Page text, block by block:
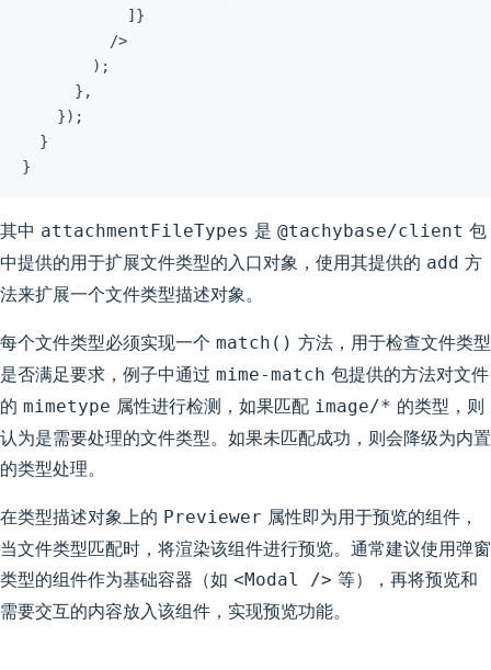
            ]}
          />
        );
      },
    });
  }
}
其中 attachmentFileTypes 是 @tachybase/client 包
中提供的用于扩展文件类型的入口对象，使用其提供的 add 方
法来扩展一个文件类型描述对象。
每个文件类型必须实现一个 match() 方法，用于检查文件类型
是否满足要求，例子中通过 mime-match 包提供的方法对文件
的 mimetype 属性进行检测，如果匹配 image/* 的类型，则
认为是需要处理的文件类型。如果未匹配成功，则会降级为内置
的类型处理。
在类型描述对象上的 Previewer 属性即为用于预览的组件，
当文件类型匹配时，将渲染该组件进行预览。通常建议使用弹窗
类型的组件作为基础容器（如 <Modal /> 等），再将预览和
需要交互的内容放入该组件，实现预览功能。